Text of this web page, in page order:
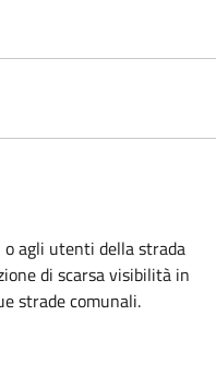
agli utenti della strada
di scarsa visibilità in
strade comunali.